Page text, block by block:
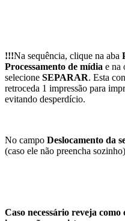
!!!Na sequência, clique na aba
Processamento de mídia e na
selecione SEPARAR. Esta
retroceda 1 impressão para
evitando desperdício.
No campo Deslocamento da
(caso ele não preencha
Caso necessário reveja